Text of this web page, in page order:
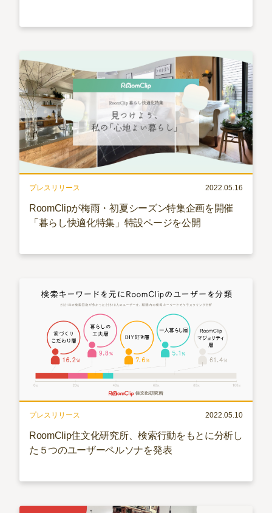
プレスリリース 2022.05.16
RoomClipが梅雨・初夏シーズン特集企画を開催
「暮らし快適化特集」特設ページを公開
プレスリリース 2022.05.10
RoomClip住文化研究所、検索行動をもとに分析し
た５つのユーザーペルソナを発表